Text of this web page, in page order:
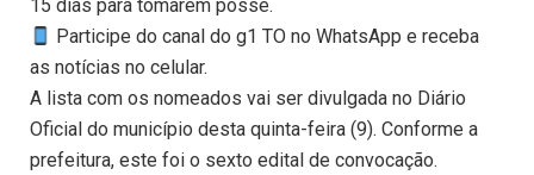
15 dias para tomarem posse.
Participe do canal do g1 TO no WhatsApp e receba
as notícias no celular.
A lista com os nomeados vai ser divulgada no Diário
Oficial do município desta quinta-feira (9). Conforme a
prefeitura, este foi o sexto edital de convocação.